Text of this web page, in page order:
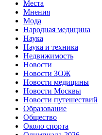
Места
Мнения
Мода
Народная медицина
Наука
Наука и техника
Недвижимость
Новости
Новости ЗОЖ
Новости медицины
Новости Москвы
Новости путешествий
Образование
Общество
Около спорта